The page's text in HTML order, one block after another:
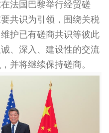
法国巴黎举行经贸磋
共识为引领，围绕关税
护已有磋商共识等彼此
、深入、建设性的交流
并将继续保持磋商。